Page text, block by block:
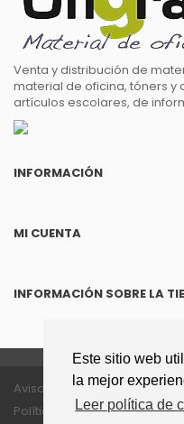
Este sitio web
la mejor
Leer política de
Venta y distribución de
material de oficina, tóners y
artículos escolares, de
INFORMACIÓN
MI CUENTA
INFORMACIÓN SOBRE LA
Aviso legal
Política de
Política de cookies